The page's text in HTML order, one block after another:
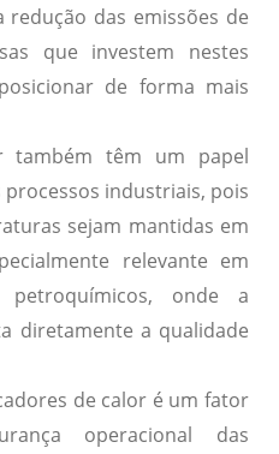
das emissões de
que investem nestes
de forma mais
também têm um papel
industriais, pois
sejam mantidas em
relevante em
petroquímicos, onde a
diretamente a qualidade
de calor é um fator
operacional das